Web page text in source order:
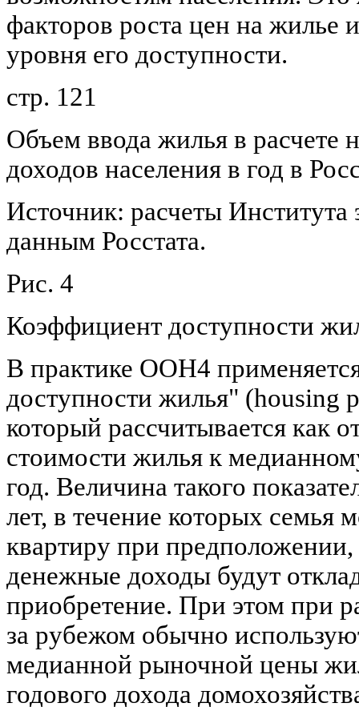
факторов роста цен на жилье
уровня его доступности.
стр. 121
Объем ввода жилья в расчете
доходов населения в год в
Источник: расчеты Института
данным Росстата.
Рис. 4
Коэффициент доступности
В практике ООН4
доступности жилья" (housing
который рассчитывается как
стоимости жилья к
год. Величина такого
лет, в течение которых семья
квартиру при
денежные доходы будут
приобретение. При этом при
за рубежом обычно
медианной рыночной цены
годового дохода